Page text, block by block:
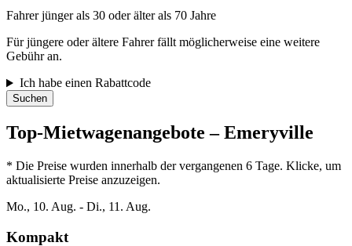
Fahrer jünger als 30 oder älter als 70 Jahre
Für jüngere oder ältere Fahrer fällt möglicherweise eine weitere
Gebühr an.
Ich habe einen Rabattcode
Suchen
Top-Mietwagenangebote – Emeryville
* Die Preise wurden innerhalb der vergangenen 6 Tage. Klicke, um
aktualisierte Preise anzuzeigen.
Mo., 10. Aug. - Di., 11. Aug.
Kompakt